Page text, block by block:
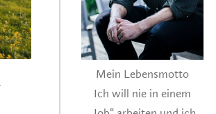
Mein Lebensmotto
Ich will nie in einem